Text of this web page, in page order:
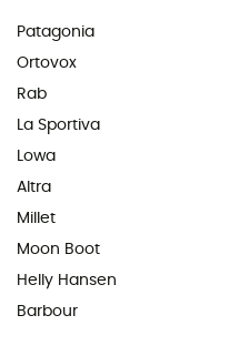
Patagonia
Ortovox
Rab
La Sportiva
Lowa
Altra
Millet
Moon Boot
Helly Hansen
Barbour